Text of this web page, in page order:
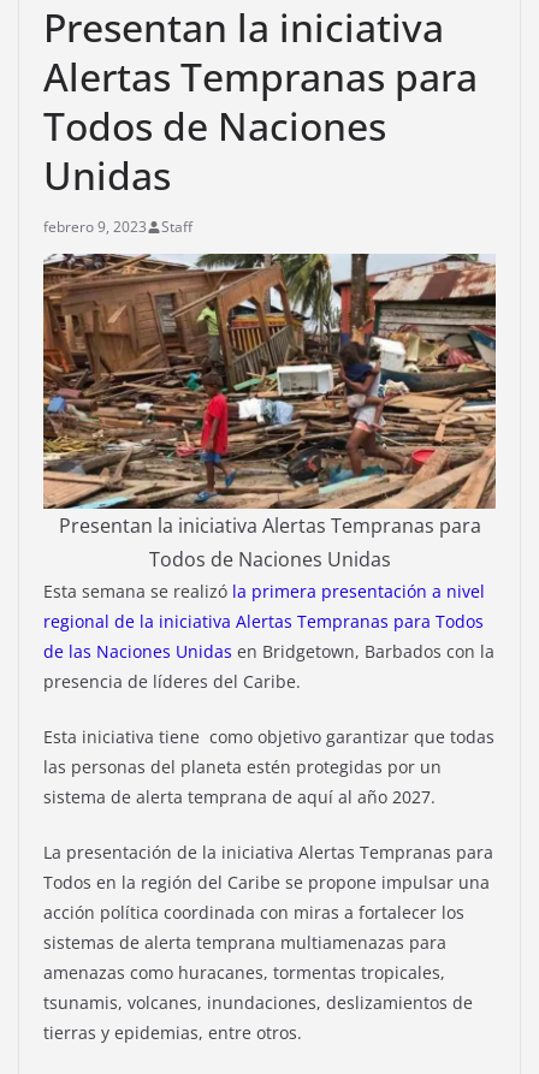
Presentan la iniciativa
Alertas Tempranas para
Todos de Naciones
Unidas
febrero 9, 2023 Staff
Presentan la iniciativa Alertas Tempranas para
Todos de Naciones Unidas
Esta semana se realizó la primera presentación a nivel
regional de la iniciativa Alertas Tempranas para Todos
de las Naciones Unidas en Bridgetown, Barbados con la
presencia de líderes del Caribe.
Esta iniciativa tiene como objetivo garantizar que todas
las personas del planeta estén protegidas por un
sistema de alerta temprana de aquí al año 2027.
La presentación de la iniciativa Alertas Tempranas para
Todos en la región del Caribe se propone impulsar una
acción política coordinada con miras a fortalecer los
sistemas de alerta temprana multiamenazas para
amenazas como huracanes, tormentas tropicales,
tsunamis, volcanes, inundaciones, deslizamientos de
tierras y epidemias, entre otros.